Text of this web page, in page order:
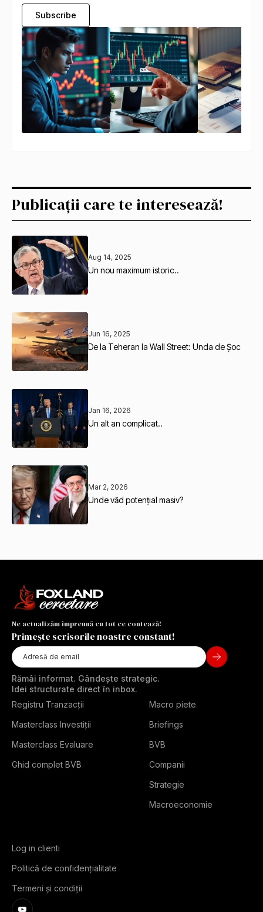
Subscribe
Publicații care te interesează!
Aug 14, 2025
Un nou maximum istoric..
Jun 16, 2025
De la Teheran la Wall Street: Unda de Șoc
Jan 16, 2026
Un alt an complicat..
Mar 2, 2026
Unde văd potențial masiv?
Ne actualizăm împreună cu tot ce contează!
Primește scrisorile noastre constant!
Rămâi informat. Gândește strategic.
Idei structurate direct în inbox.
Registru Tranzacții
Masterclass Investiții
Masterclass Evaluare
Ghid complet BVB
Macro piete
Briefings
BVB
Companii
Strategie
Macroeconomie
Log in clienti
Politică de confidențialitate
Termeni și condiții